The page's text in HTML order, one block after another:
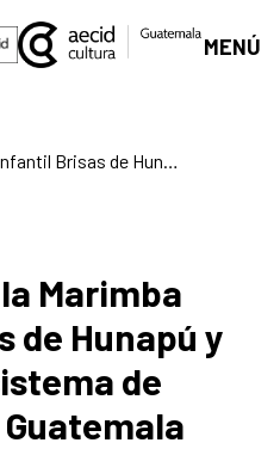
MENÚ
Marimba
de Hunapú y
de